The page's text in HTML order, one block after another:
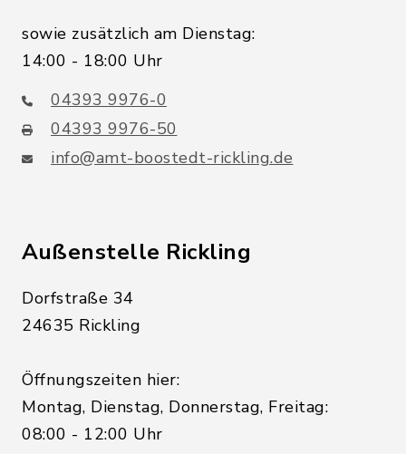
sowie zusätzlich am Dienstag:
14:00 - 18:00 Uhr
04393 9976-0
04393 9976-50
info@amt-boostedt-rickling.de
Außenstelle Rickling
Dorfstraße 34
24635 Rickling
Öffnungszeiten hier:
Montag, Dienstag, Donnerstag, Freitag:
08:00 - 12:00 Uhr